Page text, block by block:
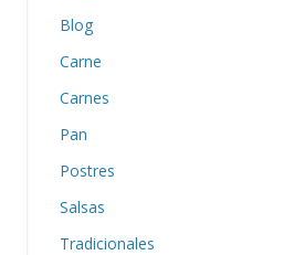
Blog
Carne
Carnes
Pan
Postres
Salsas
Tradicionales